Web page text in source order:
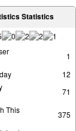
Statistics
1
12
71
This
375